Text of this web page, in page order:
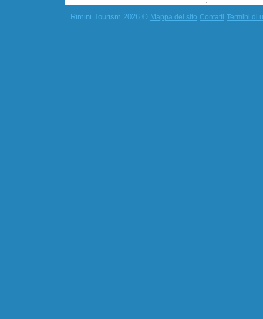
Rimini Tourism 2026 © Mappa del sito Contatti Termini di